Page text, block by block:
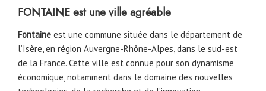
FONTAINE est une ville agréable
Fontaine est une commune située dans le département de
l’Isère, en région Auvergne-Rhône-Alpes, dans le sud-est
de la France. Cette ville est connue pour son dynamisme
économique, notamment dans le domaine des nouvelles